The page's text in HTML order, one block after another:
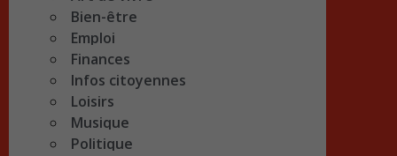
Bien-être
Emploi
Finances
Infos citoyennes
Loisirs
Musique
Politique